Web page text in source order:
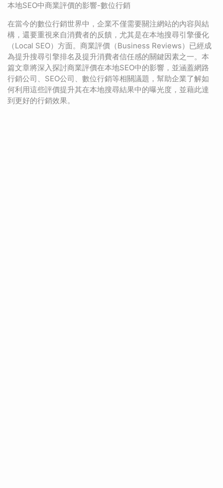
本地SEO中商業評價的影響-數位行銷
在當今的數位行銷世界中，企業不僅需要關注網站的內容與結
構，還要重視來自消費者的反饋，尤其是在本地搜尋引擎優化
（Local SEO）方面。商業評價（Business Reviews）已經成
為提升搜尋引擎排名及提升消費者信任感的關鍵因素之一。本
篇文章將深入探討商業評價在本地SEO中的影響，並涵蓋網路
行銷公司、SEO公司、數位行銷等相關議題，幫助企業了解如
何利用這些評價提升其在本地搜尋結果中的曝光度，並藉此達
到更好的行銷效果。